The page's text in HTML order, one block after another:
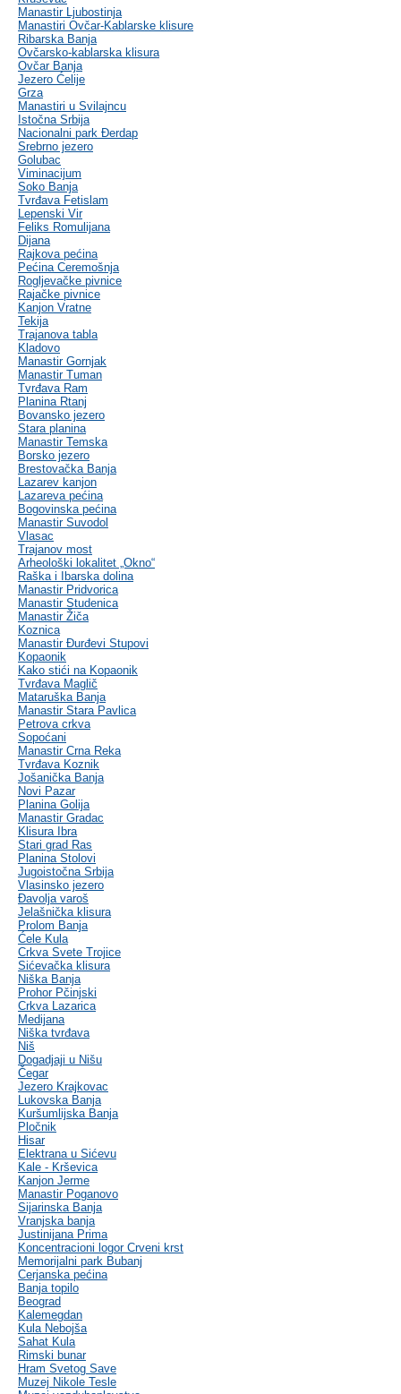
Manastir Ljubostinja
Manastiri Ovčar-Kablarske klisure
Ribarska Banja
Ovčarsko-kablarska klisura
Ovčar Banja
Jezero Ćelije
Grza
Manastiri u Svilajncu
Istočna Srbija
Nacionalni park Đerdap
Srebrno jezero
Golubac
Viminacijum
Soko Banja
Tvrđava Fetislam
Lepenski Vir
Feliks Romulijana
Dijana
Rajkova pećina
Pećina Ceremošnja
Rogljevačke pivnice
Rajačke pivnice
Kanjon Vratne
Tekija
Trajanova tabla
Kladovo
Manastir Gornjak
Manastir Tuman
Tvrđava Ram
Planina Rtanj
Bovansko jezero
Stara planina
Manastir Temska
Borsko jezero
Brestovačka Banja
Lazarev kanjon
Lazareva pećina
Bogovinska pećina
Manastir Suvodol
Vlasac
Trajanov most
Arheološki lokalitet „Okno“
Raška i Ibarska dolina
Manastir Pridvorica
Manastir Studenica
Manastir Žiča
Koznica
Manastir Đurđevi Stupovi
Kopaonik
Kako stići na Kopaonik
Tvrđava Maglič
Mataruška Banja
Manastir Stara Pavlica
Petrova crkva
Sopoćani
Manastir Crna Reka
Tvrđava Koznik
Jošanička Banja
Novi Pazar
Planina Golija
Manastir Gradac
Klisura Ibra
Stari grad Ras
Planina Stolovi
Jugoistočna Srbija
Vlasinsko jezero
Đavolja varoš
Jelašnička klisura
Prolom Banja
Ćele Kula
Crkva Svete Trojice
Sićevačka klisura
Niška Banja
Prohor Pčinjski
Crkva Lazarica
Medijana
Niška tvrđava
Niš
Dogadjaji u Nišu
Čegar
Jezero Krajkovac
Lukovska Banja
Kuršumlijska Banja
Pločnik
Hisar
Elektrana u Sićevu
Kale - Krševica
Kanjon Jerme
Manastir Poganovo
Sijarinska Banja
Vranjska banja
Justinijana Prima
Koncentracioni logor Crveni krst
Memorijalni park Bubanj
Cerjanska pećina
Banja topilo
Beograd
Kalemegdan
Kula Nebojša
Sahat Kula
Rimski bunar
Hram Svetog Save
Muzej Nikole Tesle